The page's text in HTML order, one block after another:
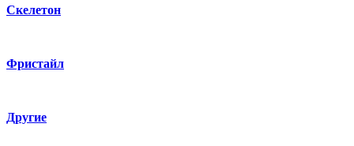
Скелетон
Фристайл
Другие